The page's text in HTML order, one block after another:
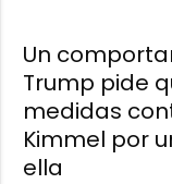
Un
Trump pide
medidas
Kimmel por
ella